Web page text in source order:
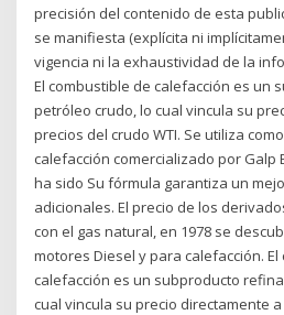
precisión del contenido de esta
se manifiesta (explícita ni
vigencia ni la exhaustividad de la
El combustible de calefacción es un
petróleo crudo, lo cual vincula su
precios del crudo WTI. Se utiliza
calefacción comercializado por Galp
ha sido Su fórmula garantiza un
adicionales. El precio de los
con el gas natural, en 1978 se
motores Diesel y para calefacción.
calefacción es un subproducto
cual vincula su precio directamente